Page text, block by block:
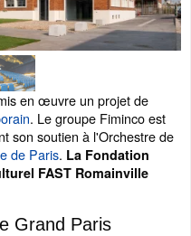
en œuvre un projet de
. Le groupe Fiminco est
son soutien à l'Orchestre de
de Paris. La Fondation
FAST Romainville
Grand Paris